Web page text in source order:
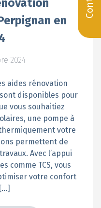
en
2024
aides rénovation
disponibles pour
vous souhaitiez
une pompe à
votre
permettent de
Avec l’appui
comme TCS, vous
votre confort